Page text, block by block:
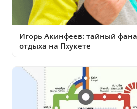
Игорь Акинфеев: тайный
отдыха на Пхукете